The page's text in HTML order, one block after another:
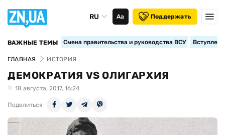
RU Аа Поддержать
ВАЖНЫЕ ТЕМЫ Смена правительства и руководства ВСУ
ГЛАВНАЯ ИСТОРИЯ
ДЕМОКРАТИЯ VS ОЛИГАРХИЯ
18 августа, 2017, 16:24
Поделиться